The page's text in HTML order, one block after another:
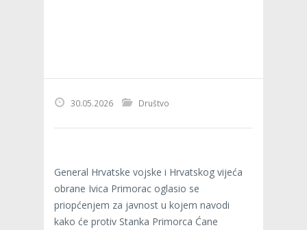
30.05.2026 Društvo
General Hrvatske vojske i Hrvatskog vijeća
obrane Ivica Primorac oglasio se
priopćenjem za javnost u kojem navodi
kako će protiv Stanka Primorca Ćane